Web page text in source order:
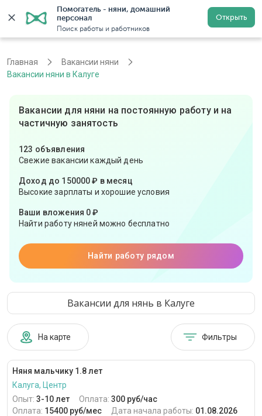
Помогатель - няни, домашний
персонал
Поиск работы и работников
Открыть
Регистрация
Главная
Вакансии няни
Вакансии няни в Калуге
Вакансии для няни на постоянную работу и на
частичную занятость
123 объявления
Свежие вакансии каждый день
Доход до 150000 ₽ в месяц
Высокие зарплаты и хорошие условия
Ваши вложения 0 ₽
Найти работу няней можно бесплатно
Найти работу рядом
Вакансии для нянь в Калуге
На карте Фильтры
Няня мальчику 1.8 лет
Калуга, Центр
Опыт: 3-10 лет Оплата: 300 руб/час
Оплата: 15400 руб/мес Дата начала работы: 01.08.2026